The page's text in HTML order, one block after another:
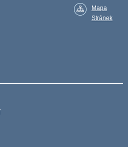
Mapa
Stránek